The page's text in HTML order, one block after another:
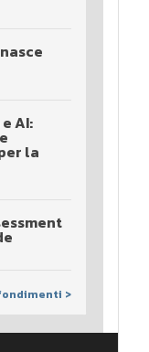
AI:
la
>